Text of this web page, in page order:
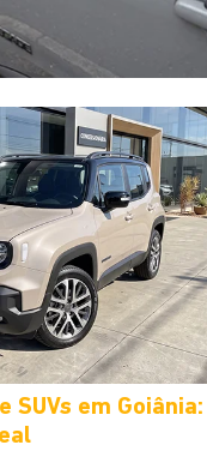
SUVs em Goiânia: